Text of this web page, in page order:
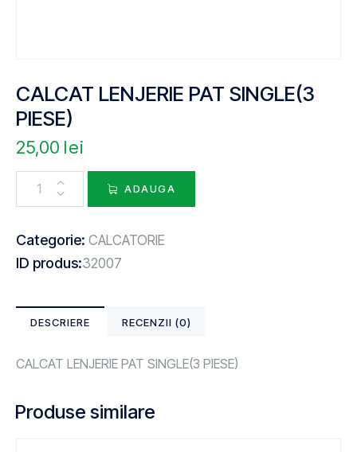
CALCAT LENJERIE PAT SINGLE(3
PIESE)
25,00 lei
ADAUGA
Categorie: CALCATORIE
ID produs:32007
DESCRIERE RECENZII (0)
CALCAT LENJERIE PAT SINGLE(3 PIESE)
Produse similare